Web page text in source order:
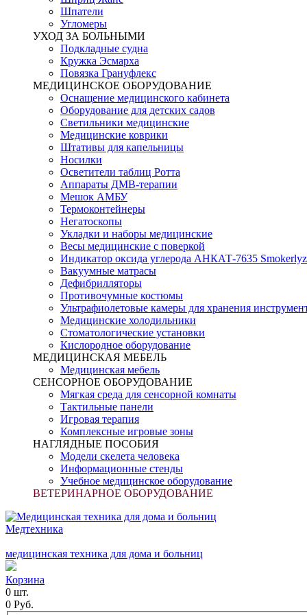
Шпатели
Угломеры
УХОД ЗА БОЛЬНЫМИ
Подкладные судна
Кружка Эсмарха
Повязка Грануфлекс
МЕДИЦИНСКОЕ ОБОРУДОВАНИЕ
Оснащение медицинского кабинета
Оборудование для детских садов
Светильники медицинские
Медицинские коврики
Штативы для капельницы
Носилки
Осветители таблиц Ротта
Аппараты ДМВ-терапии
Мешок АМБУ
Термоконтейнеры
Негатоскопы
Укладки и наборы медицинские
Весы медицинские с поверкой
Индикатор оксида углерода АНКАТ-7635
Вакуумные матрасы
Дефибрилляторы
Противочумные костюмы
Ультрафиолетовые камеры для хранения
Медицинские холодильники
Стоматологические установки
Кислородное оборудование
МЕДИЦИНСКАЯ МЕБЕЛЬ
Медицинская мебель
СЕНСОРНОЕ ОБОРУДОВАНИЕ
Мягкая среда для сенсорной комнаты
Тактильные панели
Игровая терапия
Комплексные игровые зоны
НАГЛЯДНЫЕ ПОСОБИЯ
Модели скелета человека
Информационные стенды
Учебное медицинское оборудование
ВЕТЕРИНАРНОЕ ОБОРУДОВАНИЕ
Медтехника
медицинская техника для дома и больниц
Корзина
0 шт.
0 Руб.